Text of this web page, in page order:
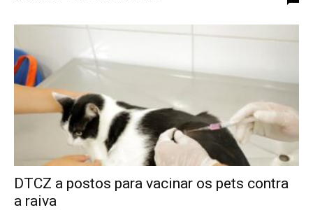
DTCZ a postos para vacinar os pets contra
a raiva